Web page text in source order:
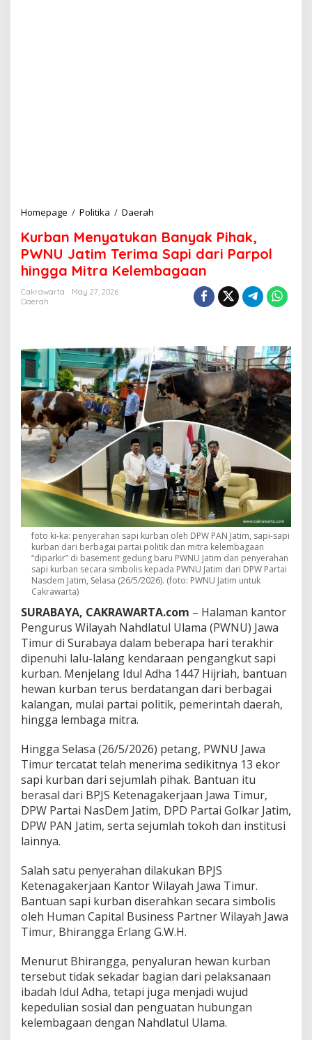
Homepage / Politika / Daerah
r
b
a
n
t
u
k
a
n
B
a
y
a
k
P
h
a
k
,
P
W
J
a
t
m
T
e
r
S
a
p
i
d
a
r
a
r
p
o
l
h
g
g
a
M
i
t
Kurban Menyatukan Banyak Pihak,
PWNU Jatim Terima Sapi dari Parpol
hingga Mitra Kelembagaan
Cakrawarta
May 27, 2026
Daerah
foto ki-ka: penyerahan sapi kurban oleh DPW PAN Jatim, sapi-sapi
kurban dari berbagai partai politik dan mitra kelembagaan
“diparkir” di basement gedung baru PWNU Jatim dan penyerahan
sapi kurban secara simbolis kepada PWNU Jatim dari DPW Partai
Nasdem Jatim, Selasa (26/5/2026). (foto: PWNU Jatim untuk
Cakrawarta)
SURABAYA, CAKRAWARTA.com – Halaman kantor
Pengurus Wilayah Nahdlatul Ulama (PWNU) Jawa
Timur di Surabaya dalam beberapa hari terakhir
dipenuhi lalu-lalang kendaraan pengangkut sapi
kurban. Menjelang Idul Adha 1447 Hijriah, bantuan
hewan kurban terus berdatangan dari berbagai
kalangan, mulai partai politik, pemerintah daerah,
hingga lembaga mitra.
Hingga Selasa (26/5/2026) petang, PWNU Jawa
Timur tercatat telah menerima sedikitnya 13 ekor
sapi kurban dari sejumlah pihak. Bantuan itu
berasal dari BPJS Ketenagakerjaan Jawa Timur,
DPW Partai NasDem Jatim, DPD Partai Golkar Jatim,
DPW PAN Jatim, serta sejumlah tokoh dan institusi
lainnya.
Salah satu penyerahan dilakukan BPJS
Ketenagakerjaan Kantor Wilayah Jawa Timur.
Bantuan sapi kurban diserahkan secara simbolis
oleh Human Capital Business Partner Wilayah Jawa
Timur, Bhirangga Erlang G.W.H.
Menurut Bhirangga, penyaluran hewan kurban
tersebut tidak sekadar bagian dari pelaksanaan
ibadah Idul Adha, tetapi juga menjadi wujud
kepedulian sosial dan penguatan hubungan
kelembagaan dengan Nahdlatul Ulama.